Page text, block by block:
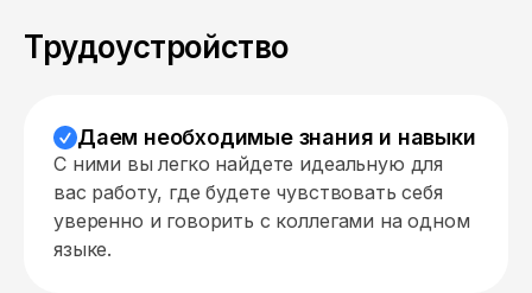
Трудоустройство
Даем необходимые знания и навыки
С ними вы легко найдете идеальную для
вас работу, где будете чувствовать себя
уверенно и говорить с коллегами на одном
языке.